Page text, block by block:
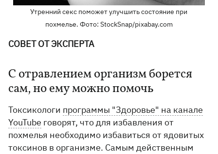
Утренний секс поможет улучшить состояние при
похмелье. Фото: StockSnap/pixabay.com
СОВЕТ ОТ ЭКСПЕРТА
С отравлением организм борется
сам, но ему можно помочь
Токсикологи программы "Здоровье" на канале
YouTube говорят, что для избавления от
похмелья необходимо избавиться от ядовитых
токсинов в организме. Самым действенным